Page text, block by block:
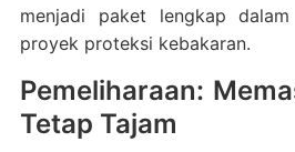
menjadi paket lengkap
proyek proteksi kebakaran.
Pemeliharaan:
Tetap Tajam